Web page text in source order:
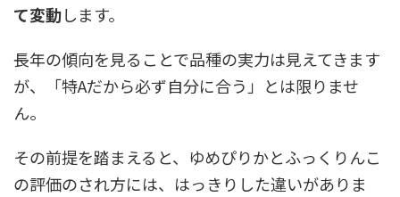
て変動します。
長年の傾向を見ることで品種の実力は見えてきます
が、「特Aだから必ず自分に合う」とは限りませ
ん。
その前提を踏まえると、ゆめぴりかとふっくりんこ
の評価のされ方には、はっきりした違いがありま